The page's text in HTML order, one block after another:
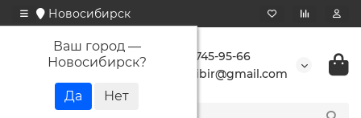
Новосибирск
Ваш город —
Новосибирск?
+7 923 745-95-66
buransibir@gmail.com